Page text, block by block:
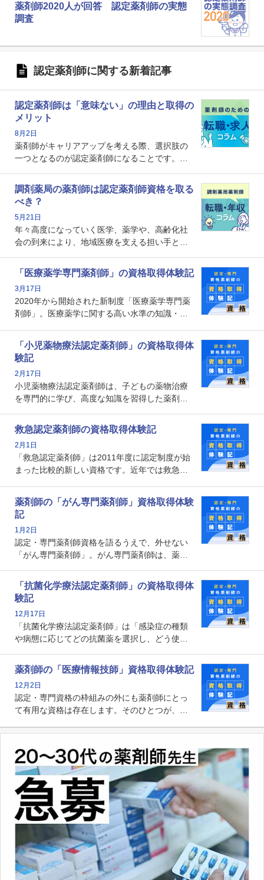
薬剤師2020人が回答 認定薬剤師の実態
調査
認定薬剤師に関する新着記事
認定薬剤師は「意味ない」の理由と取得の
メリット
8月2日
薬剤師がキャリアアップを考える際、選択肢の
一つとなるのが認定薬剤師になることです。し
という声を聞いたことがあるかもしれません。
本記事では、認定薬剤師が「意味ない」といわ
れる理由や、取得するメリット、年収・キャリ
アへの影響を解説します。
調剤薬局の薬剤師は認定薬剤師資格を取る
べき？
5月21日
年々高度になっていく医学、薬学や、高齢化社
会の到来により、地域医療を支える担い手とし
で、重要度が増しているのが認定薬剤師という
資格です。認定薬剤師とはいったいどんな資格
なのでしょうか。それを取得するとどのような
メリットがあるのでしょうか。
「医療薬学専門薬剤師」の資格取得体験記
3月17日
2020年から開始された新制度「医療薬学専門薬
剤師」。医療薬学に関する高い水準の知識・技
となります。取得要件は多岐に渡り、審査も複
数回ありますが、患者さんに対して一定の能力
の証明になる資格と言えます。
「小児薬物療法認定薬剤師」の資格取得体
験記
2月17日
小児薬物療法認定薬剤師は、子どもの薬物治療
を専門的に学び、高度な知識を習得した薬剤師
や、特有の疾患、心理状況を理解し、専門性を
深めることで、子どもとその保護者に寄り添え
る存在です。今回はそんな小児薬物療法認定薬
剤師の取得体験記をご紹介します。
救急認定薬剤師の資格取得体験記
2月1日
「救急認定薬剤師」は2011年度に認定制度が始
まった比較的新しい資格です。近年では救急病
増えているのではないでしょうか。今回はそん
な救急認定薬剤師の取得体験記をご紹介しま
す。
薬剤師の「がん専門薬剤師」資格取得体験
記
1月2日
認定・専門薬剤師資格を語るうえで、外せない
「がん専門薬剤師」。がん専門薬剤師は、薬剤
関する資格として、2009年に発足しました。薬
剤師の専門性を活かして高度化するがん医療に
貢献する姿は、今も病院薬剤師にとって一目置
かれる存在です。
「抗菌化学療法認定薬剤師」の資格取得体
験記
12月17日
「抗菌化学療法認定薬剤師」は「感染症の種類
や病態に応じてどの抗菌薬を選択し、どう使っ
る薬剤師です。現在、感染防止対策加算の施設
基準に専任の薬剤師配置が挙げられており、今
後は感染症領域で薬剤師に、より多くの役割が
求められる可能性もあります。
薬剤師の「医療情報技師」資格取得体験記
12月2日
認定・専門資格の枠組みの外にも薬剤師にとっ
て有用な資格は存在します。そのひとつが、
査データ、投薬歴など非常に多岐にわたる医療
データを利活用し、またシステム管理できるこ
とは、病院薬剤師を中心に大きな武器になりま
す。